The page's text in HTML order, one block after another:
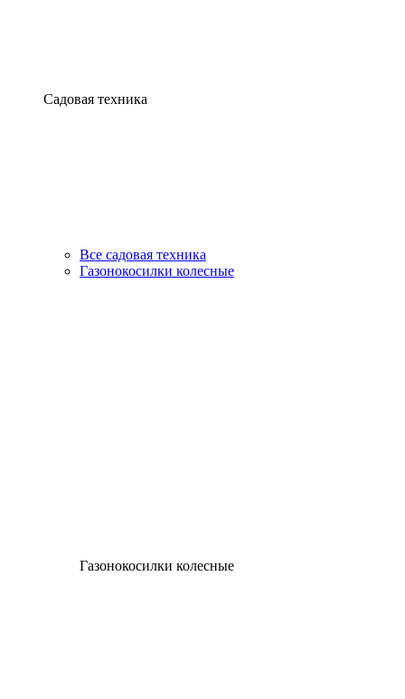
Садовая техника
Все садовая техника
Газонокосилки колесные
Газонокосилки колесные